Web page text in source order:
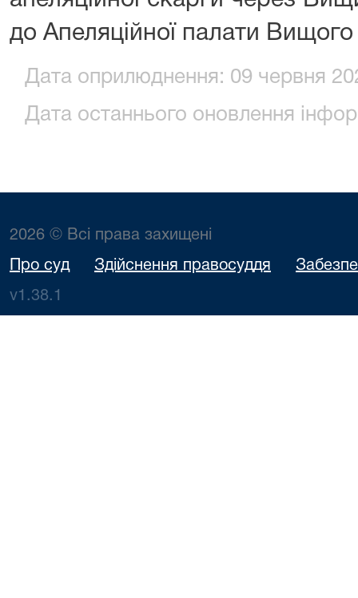
до Апеляційної палати Вищого
Дата оприлюднення: 09 червня
Дата останнього оновлення
2026 © Всі права захищені
Про суд Здійснення правосуддя
v1.38.1